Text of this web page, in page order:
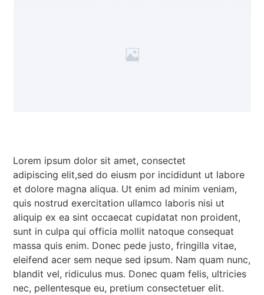
Lorem ipsum dolor sit amet, consectet
adipiscing elit,sed do eiusm por incididunt ut labore
et dolore magna aliqua. Ut enim ad minim veniam,
quis nostrud exercitation ullamco laboris nisi ut
aliquip ex ea sint occaecat cupidatat non proident,
sunt in culpa qui officia mollit natoque consequat
massa quis enim. Donec pede justo, fringilla vitae,
eleifend acer sem neque sed ipsum. Nam quam nunc,
blandit vel, ridiculus mus. Donec quam felis, ultricies
nec, pellentesque eu, pretium consectetuer elit.